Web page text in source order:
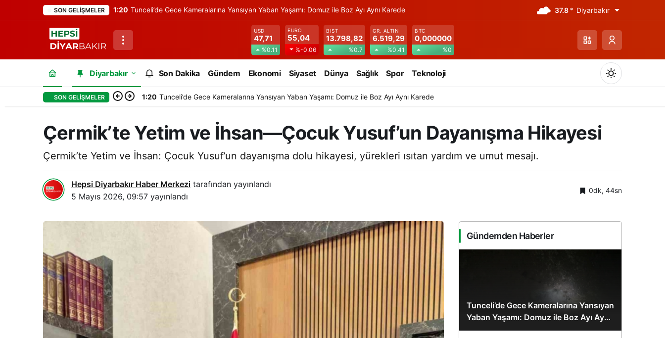
SON GELIŞMELER 1:20 Tunceli’de Gece Kameralarına Yansıyan Yaban Yaşamı: Domuz ile Boz Ayı Aynı Karede 37.8 ° Diyarbakır
USD
47,71
%0.11
EURO
55,04
%-0.06
BIST
13.798,82
%0.7
GR. ALTIN
6.519,29
%0.41
BTC
0,000000
%0
Diyarbakır Son Dakika Gündem Ekonomi Siyaset Dünya Sağlık Spor Teknoloji
Gündüz Modu
Gündüz modunu seçin.
Sistem Modu
Sistem modunu seçin.
SON GELIŞMELER 1:20 Tunceli’de Gece Kameralarına Yansıyan Yaban Yaşamı: Domuz ile Boz Ayı Aynı Karede
Çermik’te Yetim ve İhsan—Çocuk Yusuf’un Dayanışma Hikayesi
Çermik’te Yetim ve İhsan: Çocuk Yusuf’un dayanışma dolu hikayesi, yürekleri ısıtan yardım ve umut mesajı.
Hepsi Diyarbakır Haber Merkezi tarafından yayınlandı
5 Mayıs 2026, 09:57 yayınlandı
0dk, 44sn
Gündemden Haberler
Tunceli’de Gece Kameralarına Yansıyan
Yaban Yaşamı: Domuz ile Boz Ayı Aynı
Karede